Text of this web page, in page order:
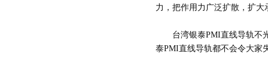
力，把作用力广泛扩散，扩大
台湾银泰PMI直线导轨不
泰PMI直线导轨都不会令大家